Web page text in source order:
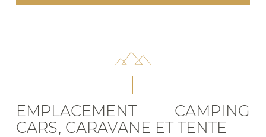
EMPLACEMENT CAMPING
CARS, CARAVANE ET TENTE